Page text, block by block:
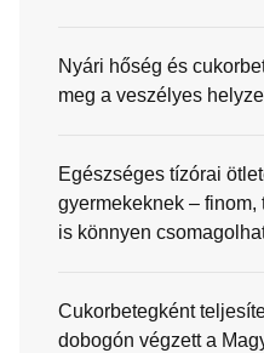
Nyári hőség és
meg a veszélyes
Egészséges tízórai
gyermekeknek –
is könnyen
Cukorbetegként
dobogón végzett a